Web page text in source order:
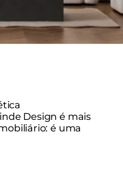
Design é mais
é uma